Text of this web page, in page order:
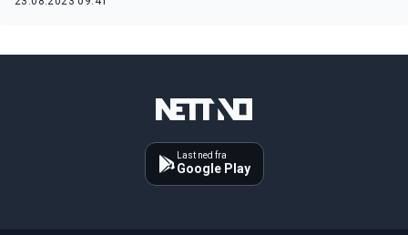
Last ned fra
Google Play